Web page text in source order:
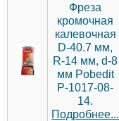
Фреза
кромочная
калевочная
D-40.7 мм,
R-14 мм, d-8
мм Pobedit
P-1017-08-
14.
Подробнее...